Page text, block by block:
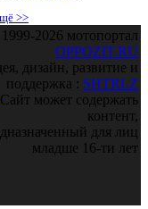
>>
2026 мотопортал
OPPOZIT.RU
дизайн, развитие и
поддержка : SHTRLZ
Сайт может содержать
контент,
для лиц
младше 16-ти лет